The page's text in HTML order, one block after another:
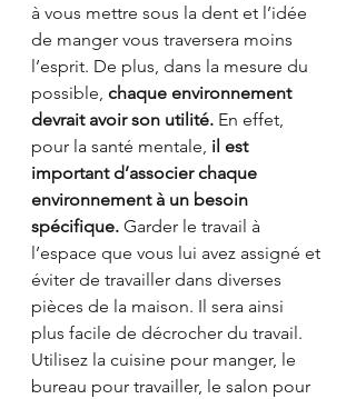
à vous mettre sous la dent et l’idée
de manger vous traversera moins
l’esprit. De plus, dans la mesure du
possible, chaque environnement
devrait avoir son utilité. En effet,
pour la santé mentale, il est
important d’associer chaque
environnement à un besoin
spécifique. Garder le travail à
l’espace que vous lui avez assigné et
éviter de travailler dans diverses
pièces de la maison. Il sera ainsi
plus facile de décrocher du travail.
Utilisez la cuisine pour manger, le
bureau pour travailler, le salon pour